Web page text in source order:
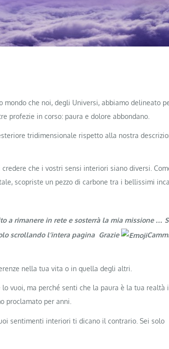
mondo che noi, degli Universi, abbiamo delineato
profezie in corso: paura e dolore abbondano.
tridimensionale rispetto alla nostra
che i vostri sensi interiori siano diversi.
scopriste un pezzo di carbone tra i bellissimi
a rimanere in rete e sosterrà la mia missione …
scrollando l’intera pagina Grazie
nella tua vita o in quella degli altri.
vuoi, ma perché senti che la paura è la tua realtà
proclamato per anni.
sentimenti interiori ti dicano il contrario. Sei solo